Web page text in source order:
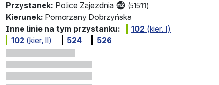
Przystanek: Police Zajezdnia (51511)
Kierunek: Pomorzany Dobrzyńska
Inne linie na tym przystanku:
102 (kier. Ⅰ)
102 (kier. Ⅱ) 524 526